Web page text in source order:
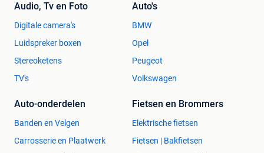
Audio, Tv en Foto
Digitale camera's
Luidspreker boxen
Stereoketens
TV's
Auto's
BMW
Opel
Peugeot
Volkswagen
Auto-onderdelen
Banden en Velgen
Carrosserie en Plaatwerk
Fietsen en Brommers
Elektrische fietsen
Fietsen | Bakfietsen